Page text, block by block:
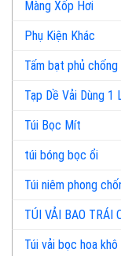
Màng Xốp Hơi
Phụ Kiện Khác
Tấm bạt phủ
Tạp Dề Vải Dùng 1
Túi Bọc Mít
túi bóng bọc ổi
Túi niêm phong
TÚI VẢI BAO TRÁI
Túi vải bọc hoa khô